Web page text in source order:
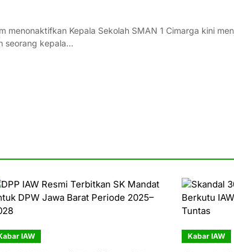
menonaktifkan Kepala Sekolah SMAN 1 Cimarga kini
seorang kepala…
IAW Kabar IAW